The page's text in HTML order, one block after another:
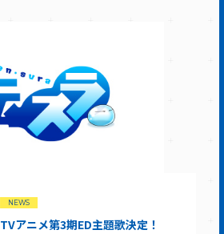
NEWS
TVアニメ第3期ED主題歌決定！